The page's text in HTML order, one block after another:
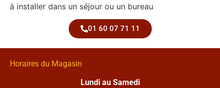
à installer dans un séjour ou un bureau
01 60 07 71 11
Horaires du Magasin
Lundi au Samedi